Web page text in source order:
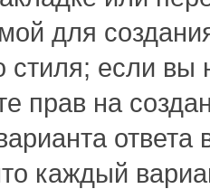
для
стиля; если
прав на
ответа
каждый